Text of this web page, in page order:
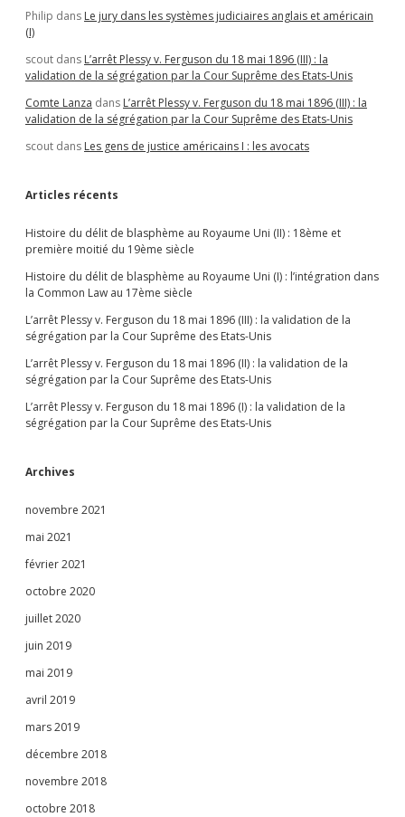
Philip dans Le jury dans les systèmes judiciaires anglais et américain
(I)
scout dans L’arrêt Plessy v. Ferguson du 18 mai 1896 (III) : la
validation de la ségrégation par la Cour Suprême des Etats-Unis
Comte Lanza dans L’arrêt Plessy v. Ferguson du 18 mai 1896 (III) : la
validation de la ségrégation par la Cour Suprême des Etats-Unis
scout dans Les gens de justice américains I : les avocats
Articles récents
Histoire du délit de blasphème au Royaume Uni (II) : 18ème et
première moitié du 19ème siècle
Histoire du délit de blasphème au Royaume Uni (I) : l’intégration dans
la Common Law au 17ème siècle
L’arrêt Plessy v. Ferguson du 18 mai 1896 (III) : la validation de la
ségrégation par la Cour Suprême des Etats-Unis
L’arrêt Plessy v. Ferguson du 18 mai 1896 (II) : la validation de la
ségrégation par la Cour Suprême des Etats-Unis
L’arrêt Plessy v. Ferguson du 18 mai 1896 (I) : la validation de la
ségrégation par la Cour Suprême des Etats-Unis
Archives
novembre 2021
mai 2021
février 2021
octobre 2020
juillet 2020
juin 2019
mai 2019
avril 2019
mars 2019
décembre 2018
novembre 2018
octobre 2018